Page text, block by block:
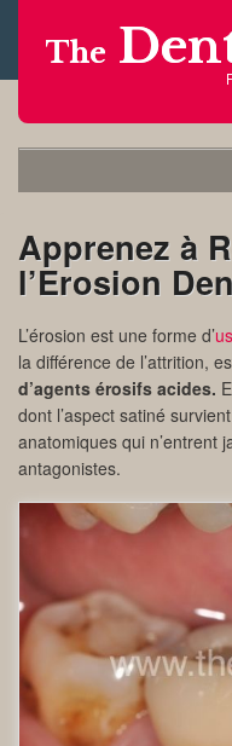
The
Apprenez à
l’Erosion
L’érosion est une forme d’
la différence de l’attrition,
d’agents érosifs acides.
dont l’aspect satiné
anatomiques qui n’entrent
antagonistes.